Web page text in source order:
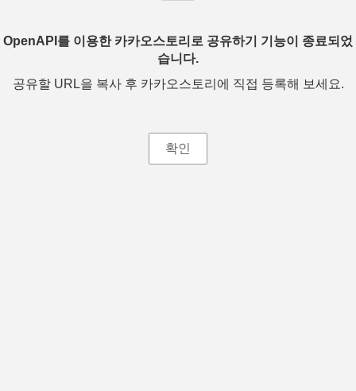
OpenAPI를 이용한 카카오스토리로 공유하기 기능이 종료되었
습니다.
공유할 URL을 복사 후 카카오스토리에 직접 등록해 보세요.
확인